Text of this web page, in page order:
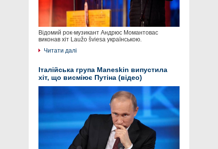
Відомий рок-музикант Андрюс Момантовас
виконав хіт Laužo šviesa українською.
Читати далі
Італійська група Maneskin випустила
хіт, що висміює Путіна (відео)